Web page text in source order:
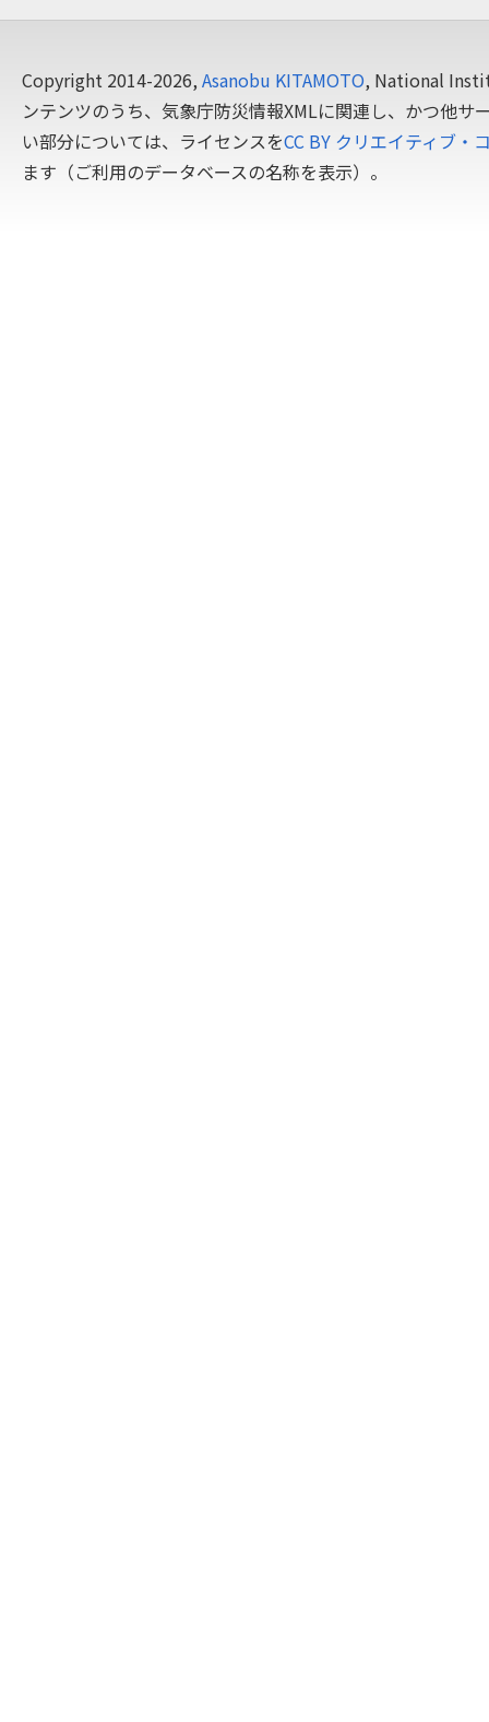
Copyright 2014-2026, Asanobu KITAMOTO, National
ンテンツのうち、気象庁防災情報XMLに関連し、かつ他サ
い部分については、ライセンスをCC BY クリエイティブ・
ます（ご利用のデータベースの名称を表示）。